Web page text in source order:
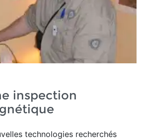
inspection
technologies recherchés